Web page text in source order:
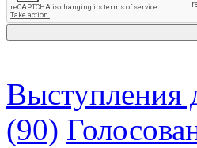
Выступления
(90)